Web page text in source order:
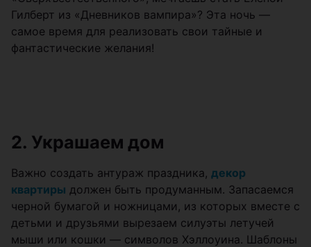
Гилберт из «Дневников вампира»? Эта ночь —
самое время для реализовать свои тайные и
фантастические желания!
2. Украшаем дом
Важно создать антураж праздника, декор
квартиры должен быть продуманным. Запасаемся
черной бумагой и ножницами, из которых вместе с
детьми и друзьями вырезаем силуэты летучей
мыши или кошки — символов Хэллоуина. Шаблоны